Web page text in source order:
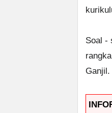
Soal -
Ganjil.